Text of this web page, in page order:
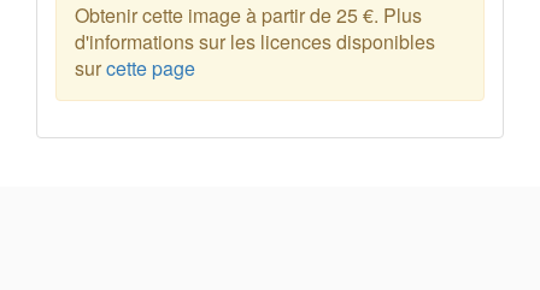
Obtenir cette image à partir de 25 €. Plus
d'informations sur les licences disponibles
surcette page